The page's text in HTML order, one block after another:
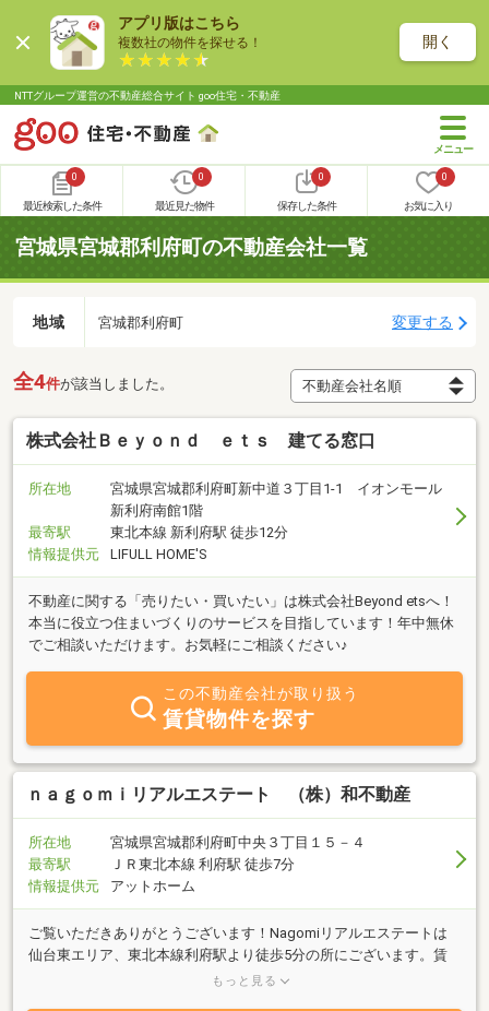
アプリ版はこちら
複数社の物件を探せる！ 開く
NTTグループ運営の不動産総合サイト goo住宅・不動産
0
最近検索した条件
0
最近見た物件
0
保存した条件
0
お気に入り
宮城県宮城郡利府町の不動産会社一覧
地域 宮城郡利府町 変更する
全4件が該当しました。
株式会社Ｂｅｙｏｎｄ ｅｔｓ 建てる窓口
所在地
宮城県宮城郡利府町新中道３丁目1-1 イオンモール
新利府南館1階
最寄駅
東北本線 新利府駅 徒歩12分
情報提供元
LIFULL HOME'S
不動産に関する「売りたい・買いたい」は株式会社Beyond etsへ！
本当に役立つ住まいづくりのサービスを目指しています！年中無休
でご相談いただけます。お気軽にご相談ください♪
この不動産会社が取り扱う
賃貸物件を探す
ｎａｇｏｍｉリアルエステート （株）和不動産
所在地
宮城県宮城郡利府町中央３丁目１５－４
最寄駅
ＪＲ東北本線 利府駅 徒歩7分
情報提供元
アットホーム
ご覧いただきありがとうございます！Nagomiリアルエステートは
仙台東エリア、東北本線利府駅より徒歩5分の所にございます。賃
貸仲介・管理中心に賃貸仲介の専門店として行っており物件の情報
もっと見る